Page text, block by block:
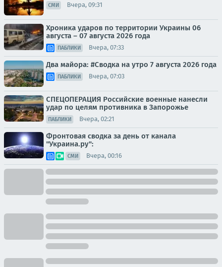
СМИ Вчера, 09:31
Хроника ударов по территории Украины 06
августа – 07 августа 2026 года
ПАБЛИКИ Вчера, 07:33
Два майора: #Сводка на утро 7 августа 2026 года
ПАБЛИКИ Вчера, 07:03
СПЕЦОПЕРАЦИЯ Российские военные нанесли
удар по целям противника в Запорожье
ПАБЛИКИ Вчера, 02:21
Фронтовая сводка за день от канала
"Украина.ру":
СМИ Вчера, 00:16